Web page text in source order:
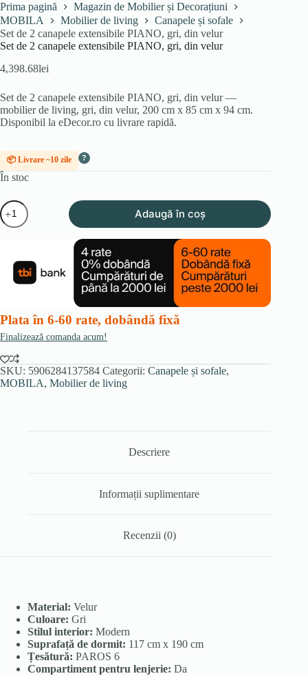
Prima pagină
Magazin de Mobilier și Decorațiuni
MOBILA
Mobilier de living
Canapele și sofale
Set de 2 canapele extensibile PIANO, gri, din velur
Set de 2 canapele extensibile PIANO, gri, din velur
4,398.68lei
Set de 2 canapele extensibile PIANO, gri, din velur —
mobilier de living, gri, din velur, 200 cm x 85 cm x 94 cm.
Disponibil la eDecor.ro cu livrare rapidă.
📦 Livrare ~10 zile ?
În stoc
Cantitate
Set
de
extensibile
PIANO,
Adaugă în coș
Plata în 6-60 rate, dobândă fixă
Finalizează comanda acum!
SKU: 5906284137584 Categorii: Canapele și sofale,
MOBILA, Mobilier de living
Descriere
Informații suplimentare
Recenzii (0)
Material: Velur
Culoare: Gri
Stilul interior: Modern
Suprafață de dormit: 117 cm x 190 cm
Țesătură: PAROS 6
Compartiment pentru lenjerie: Da